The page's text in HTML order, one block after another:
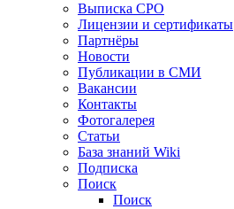
Выписка СРО
Лицензии и сертификаты
Партнёры
Новости
Публикации в СМИ
Вакансии
Контакты
Фотогалерея
Статьи
База знаний Wiki
Подписка
Поиск
Поиск